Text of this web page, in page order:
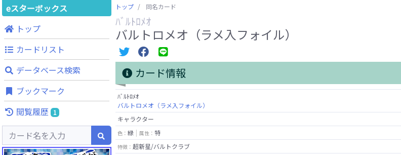
eスターボックス
トップ
カードリスト
データベース検索
ブックマーク
閲覧履歴
1
トップ 同名カード
ﾊﾞﾙﾄﾛﾒｵ
バルトロメオ（ラメ入フォイル）
カード情報
ﾊﾞﾙﾄﾛﾒｵ
バルトロメオ（ラメ入フォイル）
キャラクター
色： 緑 属性： 特
特徴： 超新星/バルトクラブ